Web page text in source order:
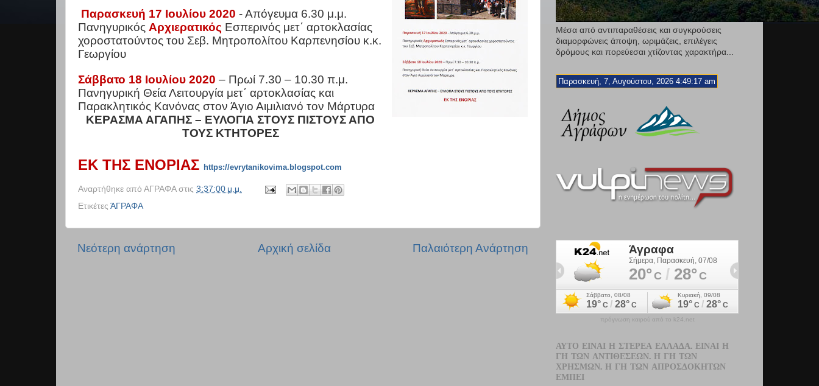
Παρασκευή 17 Ιουλίου 2020 - Απόγευμα 6.30 μ.μ.
Πανηγυρικός Αρχιερατικός Εσπερινός μετ΄ αρτοκλασίας
χοροστατούντος του Σεβ. Μητροπολίτου Καρπενησίου κ.κ.
Γεωργίου
Σάββατο 18 Ιουλίου 2020 – Πρωί 7.30 – 10.30 π.μ.
Πανηγυρική Θεία Λειτουργία μετ΄ αρτοκλασίας και
Παρακλητικός Κανόνας στον Άγιο Αιμιλιανό τον Μάρτυρα
ΚΕΡΑΣΜΑ ΑΓΑΠΗΣ – ΕΥΛΟΓΙΑ ΣΤΟΥΣ ΠΙΣΤΟΥΣ ΑΠΟ
ΤΟΥΣ ΚΤΗΤΟΡΕΣ
ΕΚ ΤΗΣ ΕΝΟΡΙΑΣ https://evrytanikovima.blogspot.com
Αναρτήθηκε από ΑΓΡΑΦΑ στις 3:37:00 μ.μ.
Ετικέτες ΆΓΡΑΦΑ
Νεότερη ανάρτηση Παλαιότερη Ανάρτηση
Αρχική σελίδα
Μέσα από αντιπαραθέσεις και συγκρούσεις
διαμορφώνεις άποψη, ωριμάζεις, επιλέγεις
δρόμους και πορεύεσαι χτίζοντας χαρακτήρα...
Παρασκευή, 7, Αυγούστου, 2026 4:49:18 am
πρόγνωση καιρού από το k24.net
ΑΥΤΌ ΕΊΝΑΙ Η ΣΤΕΡΕΆ ΕΛΛΆΔΑ. ΕΊΝΑΙ Η
ΓΗ ΤΩΝ ΑΝΤΙΘΈΣΕΩΝ. Η ΓΗ ΤΩΝ
ΧΡΗΣΜΏΝ. Η ΓΗ ΤΩΝ ΑΠΡΟΣΔΌΚΗΤΩΝ
ΕΜΠΕΙ